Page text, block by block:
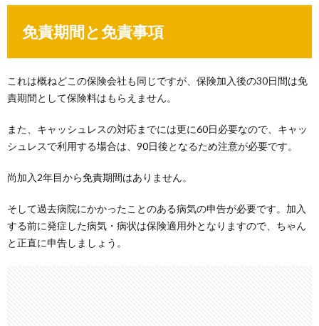
免責期間と免責事項
これは概ねどこの保険会社も同じですが、保険加入後の30日間は免
責期間として保険料はもらえません。
また、キャッシュレスの対応までには更に60日必要なので、キャッ
シュレスで利用する場合は、90日後となるため注意が必要です。
尚加入2年目から免責期間はありません。
そして過去病院にかかったことのある病気の申告が必要です。加入
する前に発症した病気・病状は保険適用外となりますので、ちゃん
と正直に申告しましょう。